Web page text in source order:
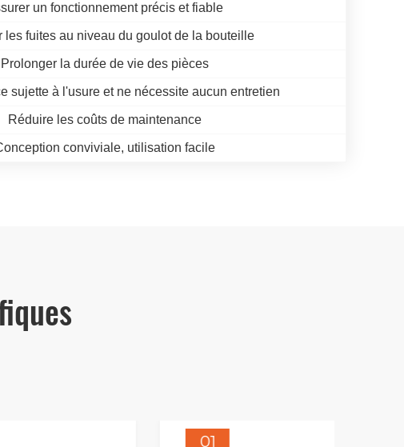
un fonctionnement précis et fiable
les fuites au niveau du goulot de la bouteille
Prolonger la durée de vie des pièces
sujette à l'usure et ne nécessite aucun entretien
Réduire les coûts de maintenance
conviviale, utilisation facile